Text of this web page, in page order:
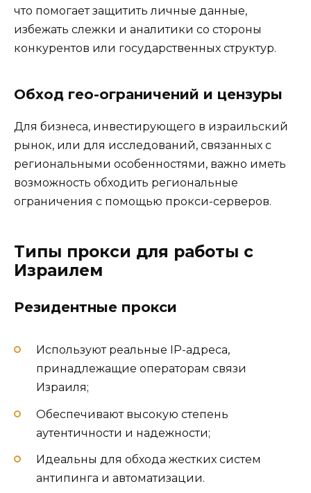
что помогает защитить личные данные,
избежать слежки и аналитики со стороны
конкурентов или государственных структур.
Обход гео-ограничений и цензуры
Для бизнеса, инвестирующего в израильский
рынок, или для исследований, связанных с
региональными особенностями, важно иметь
возможность обходить региональные
ограничения с помощью прокси-серверов.
Типы прокси для работы с
Израилем
Резидентные прокси
Используют реальные IP-адреса,
принадлежащие операторам связи
Израиля;
Обеспечивают высокую степень
аутентичности и надежности;
Идеальны для обхода жестких систем
антипинга и автоматизации.